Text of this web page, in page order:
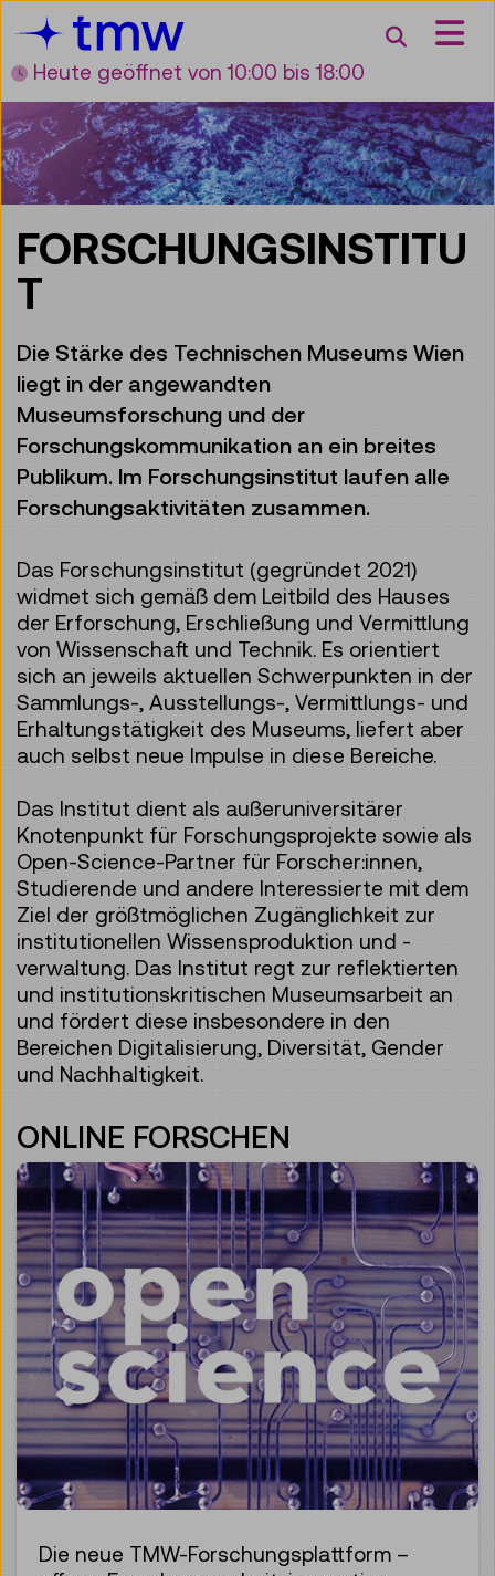
Zum Inhalt
Zum Hauptmenü
Zur Suche
Zur Zielgruppennavigation
Suche
Heute geöffnet von 10:00 bis 18:00
FORSCHUNGSINSTITU
T
Die Stärke des Technischen Museums Wien
liegt in der angewandten
Museumsforschung und der
Forschungskommunikation an ein breites
Publikum. Im Forschungsinstitut laufen alle
Forschungsaktivitäten zusammen.
Das Forschungsinstitut (gegründet 2021)
widmet sich gemäß dem Leitbild des Hauses
der Erforschung, Erschließung und Vermittlung
von Wissenschaft und Technik. Es orientiert
sich an jeweils aktuellen Schwerpunkten in der
Sammlungs-, Ausstellungs-, Vermittlungs- und
Erhaltungstätigkeit des Museums, liefert aber
auch selbst neue Impulse in diese Bereiche.
Das Institut dient als außeruniversitärer
Knotenpunkt für Forschungsprojekte sowie als
Open-Science-Partner für Forscher:innen,
Studierende und andere Interessierte mit dem
Ziel der größtmöglichen Zugänglichkeit zur
institutionellen Wissensproduktion und -
verwaltung. Das Institut regt zur reflektierten
und institutionskritischen Museumsarbeit an
und fördert diese insbesondere in den
Bereichen Digitalisierung, Diversität, Gender
und Nachhaltigkeit.
ONLINE FORSCHEN
Die neue TMW-Forschungsplattform –